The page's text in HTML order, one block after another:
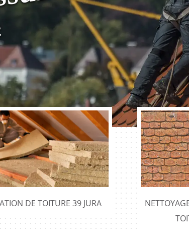
DE TOITURE 39 JURA